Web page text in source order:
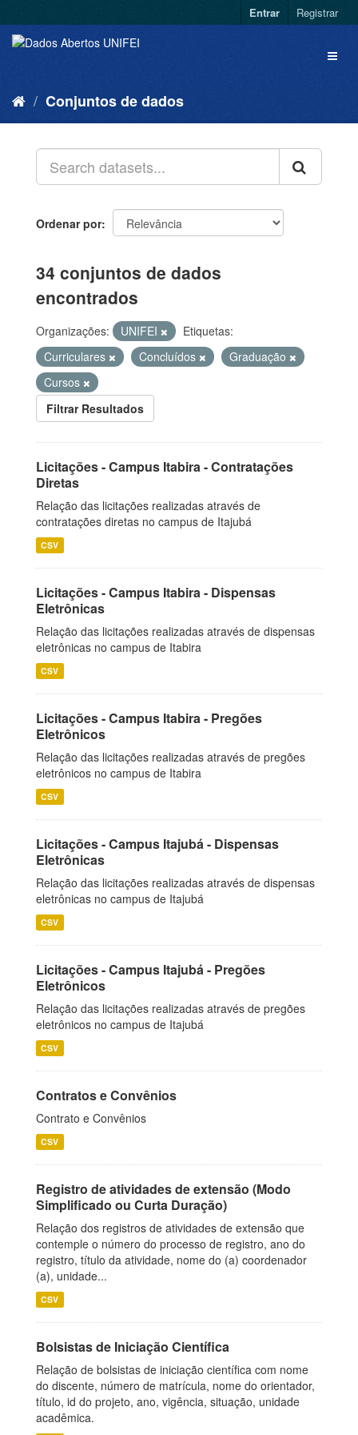
Entrar Registrar
Conjuntos de dados
Ordenar por
34 conjuntos de dados
encontrados
Organizações: UNIFEI
Etiquetas:
Curriculares
Concluídos
Graduação
Cursos
Filtrar Resultados
Licitações - Campus Itabira - Contratações
Diretas
Relação das licitações realizadas através de
contratações diretas no campus de Itajubá
CSV
Licitações - Campus Itabira - Dispensas
Eletrônicas
Relação das licitações realizadas através de dispensas
eletrônicas no campus de Itabira
CSV
Licitações - Campus Itabira - Pregões
Eletrônicos
Relação das licitações realizadas através de pregões
eletrônicos no campus de Itabira
CSV
Licitações - Campus Itajubá - Dispensas
Eletrônicas
Relação das licitações realizadas através de dispensas
eletrônicas no campus de Itajubá
CSV
Licitações - Campus Itajubá - Pregões
Eletrônicos
Relação das licitações realizadas através de pregões
eletrônicos no campus de Itajubá
CSV
Contratos e Convênios
Contrato e Convênios
CSV
Registro de atividades de extensão (Modo
Simplificado ou Curta Duração)
Relação dos registros de atividades de extensão que
contemple o número do processo de registro, ano do
registro, título da atividade, nome do (a) coordenador
(a), unidade...
CSV
Bolsistas de Iniciação Científica
Relação de bolsistas de iniciação científica com nome
do discente, número de matrícula, nome do orientador,
título, id do projeto, ano, vigência, situação, unidade
acadêmica.